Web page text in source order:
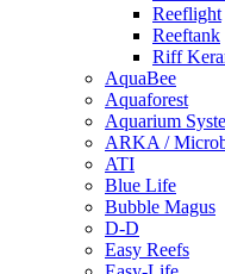
Reeflight
Reeftank
Riff
AquaBee
Aquaforest
Aquarium
ARKA /
ATI
Blue Life
Bubble Magus
D-D
Easy Reefs